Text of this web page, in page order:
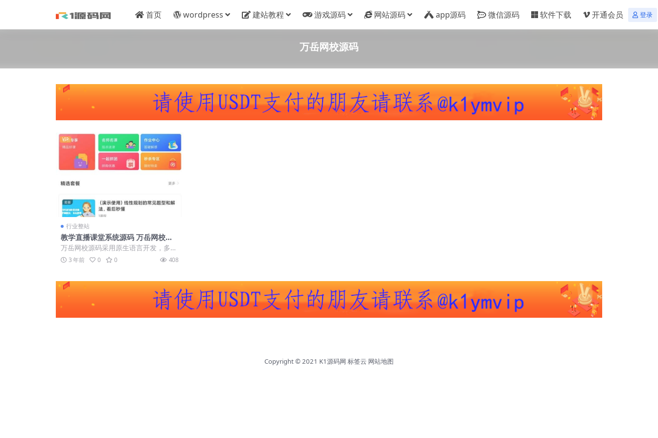
首页 wordpress 建站教程 游戏源码 网站源码 app源码 微信源码 软件下载 开通会员 登录
万岳网校源码
VIP
行业整站
教学直播课堂系统源码 万岳网校源
码 线上教学系统源码 多端互通 满足
多种线上教学
万岳网校源码采用原生语言开发，多端
互通，集“教学、学习、管理、互动、
营销”功能模...
3 年前 0 0 408
Copyright © 2021 K1源码网 标签云 网站地图